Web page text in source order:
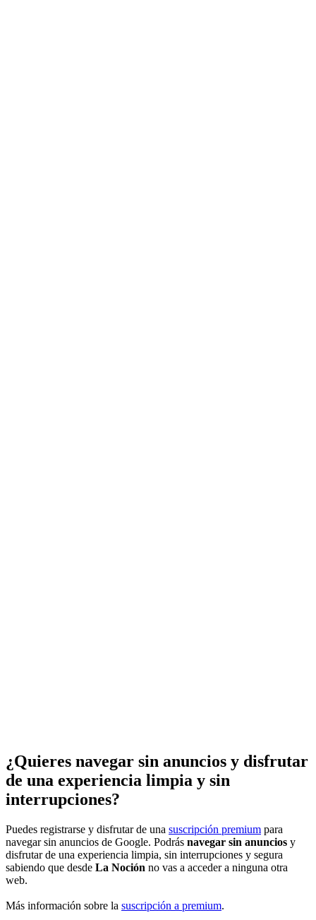
¿Quieres navegar sin anuncios y disfrutar
de una experiencia limpia y sin
interrupciones?
Puedes registrarse y disfrutar de una suscripción premium para
navegar sin anuncios de Google. Podrás navegar sin anuncios y
disfrutar de una experiencia limpia, sin interrupciones y segura
sabiendo que desde La Noción no vas a acceder a ninguna otra
web.
Más información sobre la suscripción a premium.